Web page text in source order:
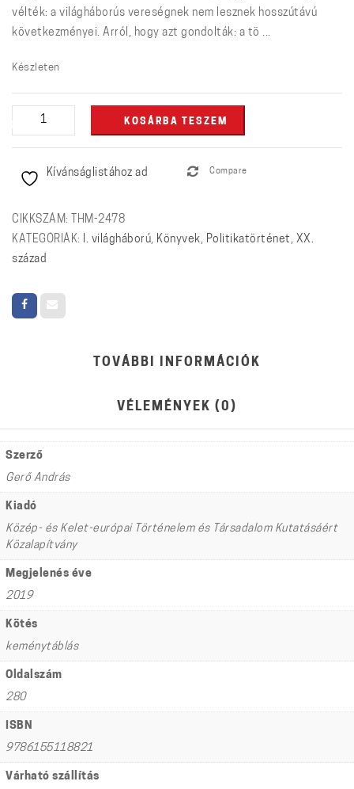
vélték: a világháborús vereségnek nem lesznek hosszútávú
következményei. Arról, hogy azt gondolták: a tö ...
Készleten
illúziókkal
KOSÁRBA TESZEM
Kívánságlistához ad Compare
CIKKSZÁM:
THM-2478
KATEGÓRIÁK: I. világháború, Könyvek, Politikatörténet , XX.
század
TOVÁBBI INFORMÁCIÓK
VÉLEMÉNYEK (0)
Szerző
Gerő András
Kiadó
Közép- és Kelet-európai Történelem és Társadalom Kutatásáért
Közalapítvány
Megjelenés éve
2019
Kötés
keménytáblás
Oldalszám
280
ISBN
9786155118821
Várható szállítás